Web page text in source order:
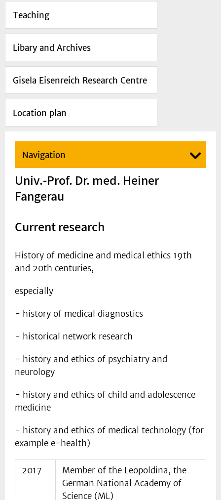
Teaching
Libary and Archives
Gisela Eisenreich Research Centre
Location plan
Navigation
Univ.-Prof. Dr. med. Heiner
Fangerau
Current research
History of medicine and medical ethics 19th
and 20th centuries,
especially
- history of medical diagnostics
- historical network research
- history and ethics of psychiatry and
neurology
- history and ethics of child and adolescence
medicine
- history and ethics of medical technology (for
example e-health)
2017
Member of the Leopoldina, the
German National Academy of
Science (ML)